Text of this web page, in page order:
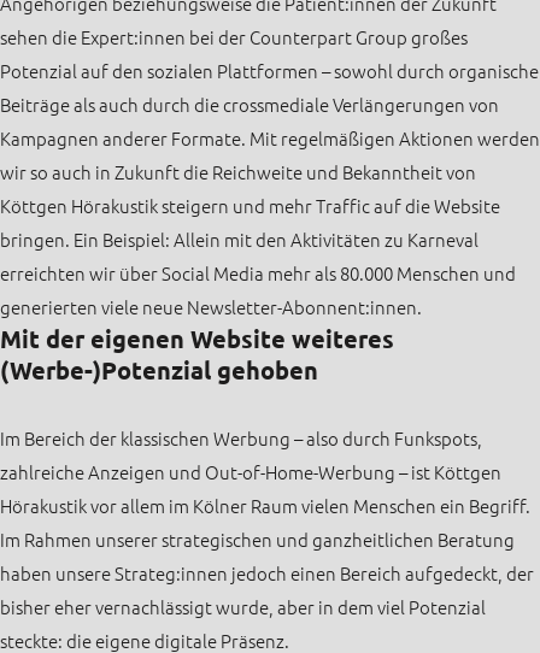
Angehörigen beziehungsweise die Patient:innen der Zukunft
sehen die Expert:innen bei der Counterpart Group großes
Potenzial auf den sozialen Plattformen – sowohl durch organische
Beiträge als auch durch die crossmediale Verlängerungen von
Kampagnen anderer Formate. Mit regelmäßigen Aktionen werden
wir so auch in Zukunft die Reichweite und Bekanntheit von
Köttgen Hörakustik steigern und mehr Traffic auf die Website
bringen. Ein Beispiel: Allein mit den Aktivitäten zu Karneval
erreichten wir über Social Media mehr als 80.000 Menschen und
generierten viele neue Newsletter-Abonnent:innen.
Mit der eigenen Website weiteres
(Werbe-)Potenzial gehoben
Im Bereich der klassischen Werbung – also durch Funkspots,
zahlreiche Anzeigen und Out-of-Home-Werbung – ist Köttgen
Hörakustik vor allem im Kölner Raum vielen Menschen ein Begriff.
Im Rahmen unserer strategischen und ganzheitlichen Beratung
haben unsere Strateg:innen jedoch einen Bereich aufgedeckt, der
bisher eher vernachlässigt wurde, aber in dem viel Potenzial
steckte: die eigene digitale Präsenz.